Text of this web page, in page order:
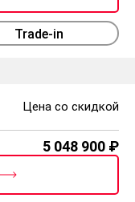
Trade-in
Цена со скидкой
5 048 900